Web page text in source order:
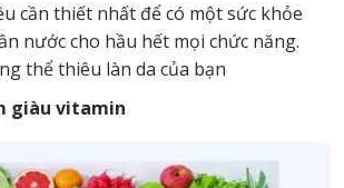
cần thiết nhất để có một sức khỏe
nước cho hầu hết mọi chức năng.
thể thiêu làn da của bạn
giàu vitamin